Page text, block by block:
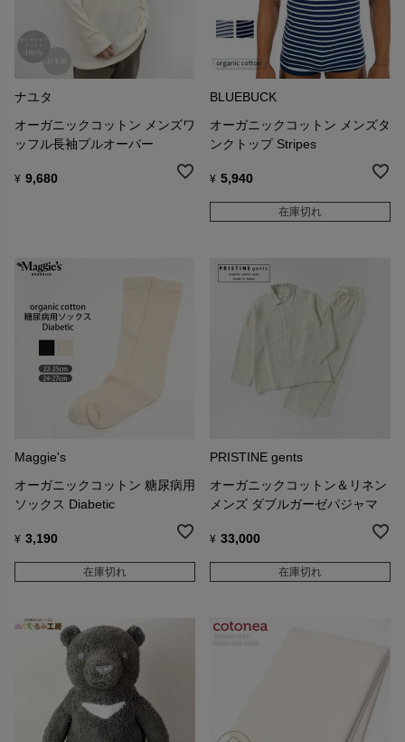
ナユタ
オーガニックコットン メンズワ
ッフル長袖プルオーバー
¥ 9,680
BLUEBUCK
オーガニックコットン メンズタ
ンクトップ Stripes
¥ 5,940
在庫切れ
Maggie's
オーガニックコットン 糖尿病用
ソックス Diabetic
¥ 3,190
在庫切れ
PRISTINE gents
オーガニックコットン＆リネン
メンズ ダブルガーゼパジャマ
¥ 33,000
在庫切れ